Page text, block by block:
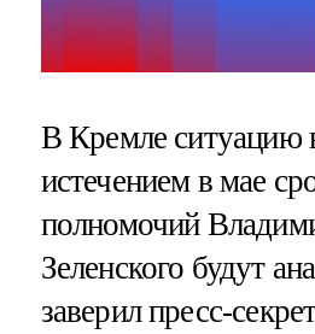
В Кремле ситуацию
истечением в мае
полномочий
Зеленского будут
заверил пресс-